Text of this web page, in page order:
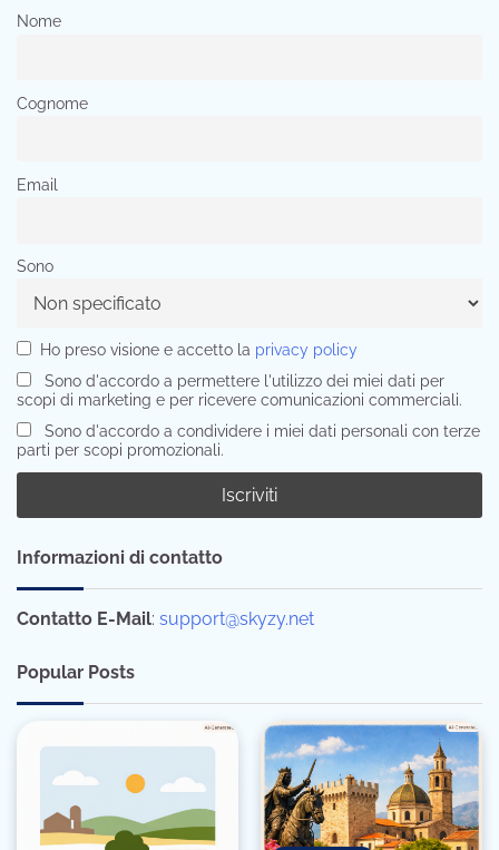
Nome
Cognome
Email
Sono
Ho preso visione e accetto la privacy policy
Sono d'accordo a permettere l'utilizzo dei miei dati per
scopi di marketing e per ricevere comunicazioni commerciali.
Sono d'accordo a condividere i miei dati personali con terze
parti per scopi promozionali.
Informazioni di contatto
Contatto E-Mail: support@skyzy.net
Popular Posts